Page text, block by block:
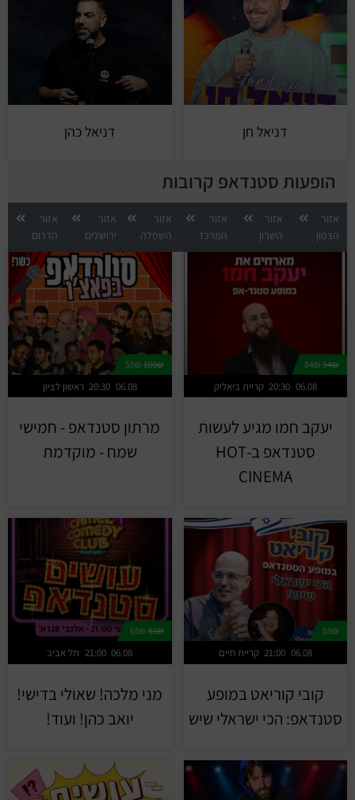
דניאל חן דניאל כהן
הופעות סטנדאפ קרובות
אזור
הצפון
אזור
השרון
אזור
המרכז
אזור
השפלה
אזור
ירושלים
אזור
הדרום
94₪
קריית ביאליק 20:30 06.08
יעקב חמו מגיע לעשות
סטנדאפ ב-HOT
CINEMA
100₪
50₪
ראשון לציון 20:30 06.08
מרתון סטנדאפ - חמישי
שמח - מוקדמת
59₪
קריית חיים 21:00 06.08
קובי קוריאט במופע
סטנדאפ: הכי ישראלי שיש
81₪
65₪
תל אביב 21:00 06.08
מני מלכה! שאולי בדישי!
יואב כהן! ועוד!